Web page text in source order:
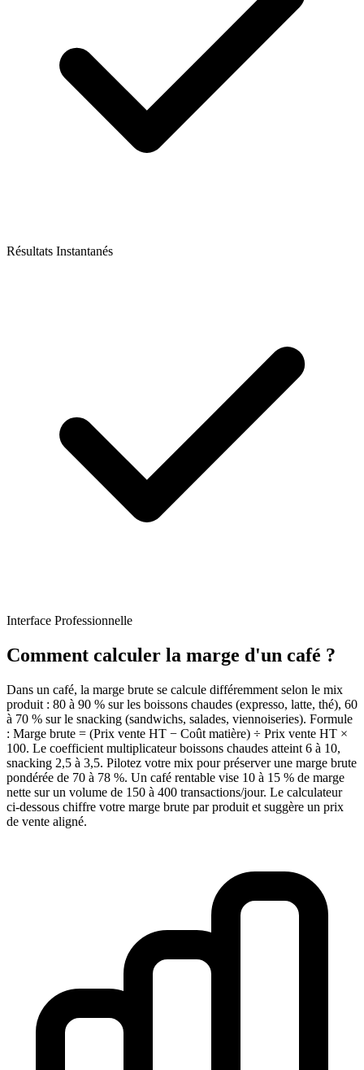
Résultats Instantanés
Interface Professionnelle
Comment calculer la marge d'un café ?
Dans un café, la marge brute se calcule différemment selon le mix
produit : 80 à 90 % sur les boissons chaudes (expresso, latte, thé), 60
à 70 % sur le snacking (sandwichs, salades, viennoiseries). Formule
: Marge brute = (Prix vente HT − Coût matière) ÷ Prix vente HT ×
100. Le coefficient multiplicateur boissons chaudes atteint 6 à 10,
snacking 2,5 à 3,5. Pilotez votre mix pour préserver une marge brute
pondérée de 70 à 78 %. Un café rentable vise 10 à 15 % de marge
nette sur un volume de 150 à 400 transactions/jour. Le calculateur
ci-dessous chiffre votre marge brute par produit et suggère un prix
de vente aligné.